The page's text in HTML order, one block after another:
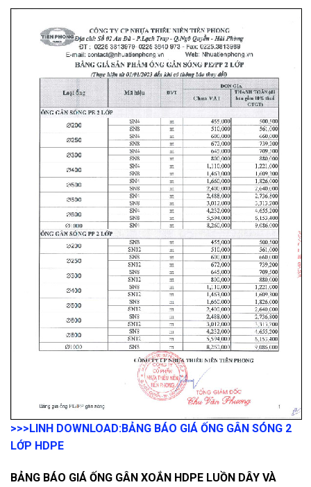
>>>LINH DOWNLOAD:BẢNG BÁO GIÁ ỐNG GÂN SÓNG 2
LỚP HDPE
BẢNG BÁO GIÁ ỐNG GÂN XOẮN HDPE LUỒN DÂY VÀ